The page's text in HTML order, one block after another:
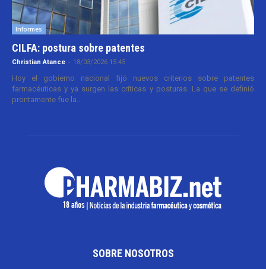
Informes
CILFA: postura sobre patentes
Christian Atance - 18/03/2026 15:45
Hoy el gobierno nacional fijó nuevos criterios sobre patentes
farmacéuticas y ya surgen las críticas y posturas. La que se definió
prontamente fue la...
SOBRE NOSOTROS